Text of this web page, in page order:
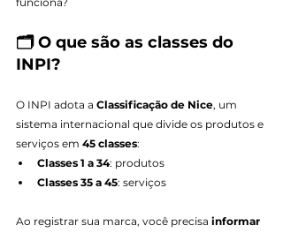
🗂️ O que são as classes do
INPI?
O INPI adota a Classificação de Nice, um
sistema internacional que divide os produtos e
serviços em 45 classes:
Classes 1 a 34: produtos
Classes 35 a 45: serviços
Ao registrar sua marca, você precisa informar